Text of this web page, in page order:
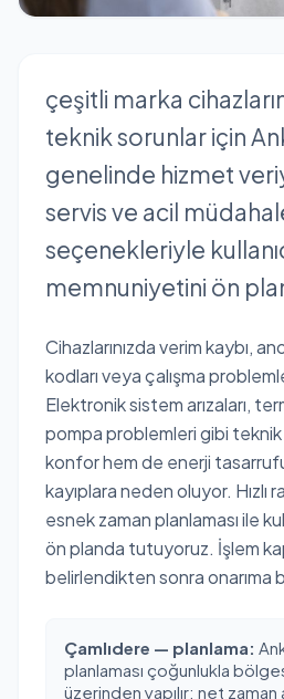
çeşitli marka
teknik sorunlar için
genelinde hizmet
servis ve acil
seçenekleriyle
memnuniyetini ön
Cihazlarınızda verim kaybı,
kodları veya çalışma
Elektronik sistem arızaları,
pompa problemleri gibi teknik
konfor hem de enerji
kayıplara neden oluyor. Hızlı
esnek zaman planlaması ile
ön planda tutuyoruz. İşlem
belirlendikten sonra onarıma
Çamlıdere — planlama:
planlaması çoğunlukla
üzerinden yapılır; net zaman